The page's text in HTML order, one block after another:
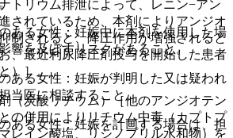
トリウム排泄によって、レニン−アン
されているため、本剤によりアンジオ
制されると、降圧作用が増強されると
、最近利尿降圧剤投与を開始した患者
）］。
（炭酸リチウム）［他のアンジオテン
の併用によりリチウム中毒（カプトプ
レイン酸塩、リシノプリル水和物）を
ある女性：妊娠中に本剤を使用した場
響を及ぼすリスクがあること。
ある女性：妊娠が判明した又は疑われ
当医に相談すること。
ある女性：妊娠を計画する場合は、担